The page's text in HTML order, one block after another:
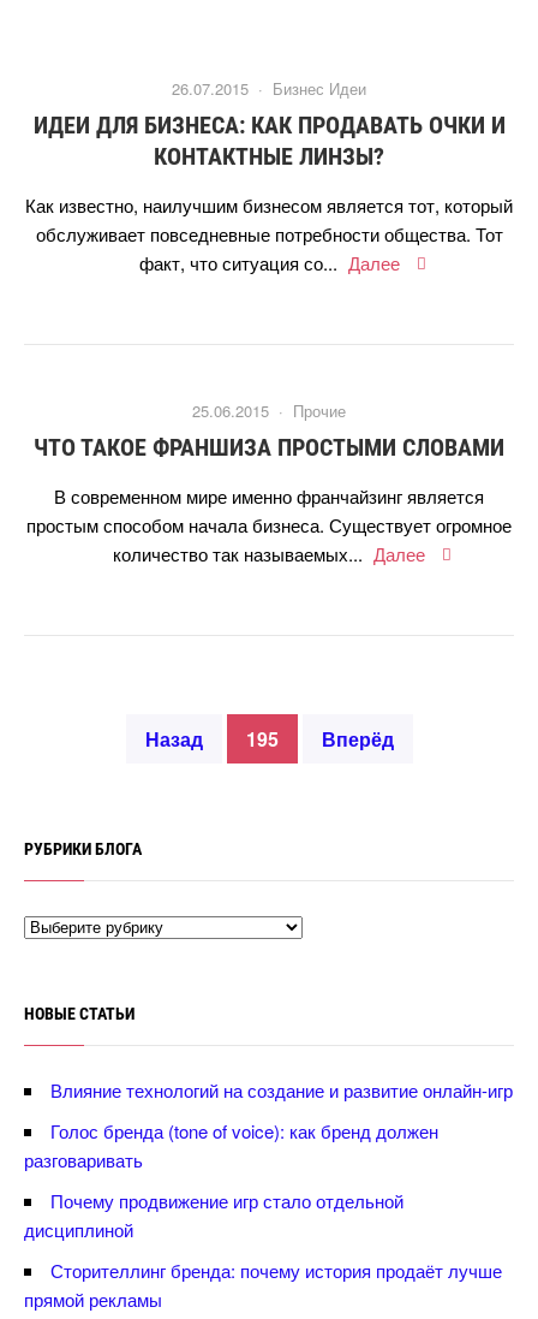
26.07.2015 · Бизнес Идеи
ИДЕИ ДЛЯ БИЗНЕСА: КАК ПРОДАВАТЬ ОЧКИ И
КОНТАКТНЫЕ ЛИНЗЫ?
Как известно, наилучшим бизнесом является тот, который
обслуживает повседневные потребности общества. Тот
факт, что ситуация со... Далее
25.06.2015 · Прочие
ЧТО ТАКОЕ ФРАНШИЗА ПРОСТЫМИ СЛОВАМИ
современном мире именно франчайзинг является
простым способом начала бизнеса. Существует огромное
количество так называемых... Далее
Назад 195 перёд
РУБРИКИ БЛОГА
НОВЫЕ СТАТЬИ
лияние технологий на создание и развитие онлайн-игр
Голос бренда (tone of voice): как бренд должен
разговаривать
Почему продвижение игр стало отдельной
дисциплиной
Сторителлинг бренда: почему история продаёт лучше
прямой рекламы